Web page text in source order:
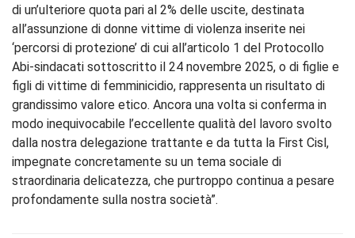
di un’ulteriore quota pari al 2% delle uscite, destinata
all’assunzione di donne vittime di violenza inserite nei
‘percorsi di protezione’ di cui all’articolo 1 del Protocollo
Abi-sindacati sottoscritto il 24 novembre 2025, o di figlie e
figli di vittime di femminicidio, rappresenta un risultato di
grandissimo valore etico. Ancora una volta si conferma in
modo inequivocabile l’eccellente qualità del lavoro svolto
dalla nostra delegazione trattante e da tutta la First Cisl,
impegnate concretamente su un tema sociale di
straordinaria delicatezza, che purtroppo continua a pesare
profondamente sulla nostra società”.